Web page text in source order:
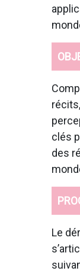
clés
des
Le